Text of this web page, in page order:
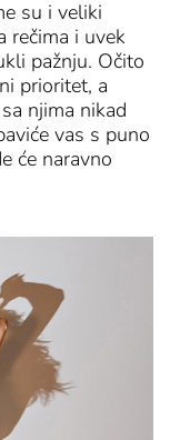
su i veliki
rečima i uvek
pažnju. Očito
prioritet, a
njima nikad
vas s puno
će naravno